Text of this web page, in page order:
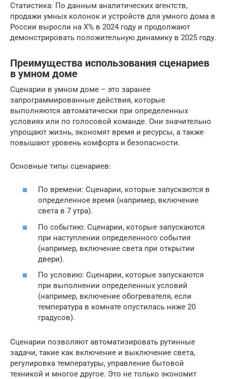
Статистика: По данным аналитических агентств,
продажи умных колонок и устройств для умного дома в
России выросли на X% в 2024 году и продолжают
демонстрировать положительную динамику в 2025 году.
Преимущества использования сценариев
в умном доме
Сценарии в умном доме – это заранее
запрограммированные действия, которые
выполняются автоматически при определенных
условиях или по голосовой команде. Они значительно
упрощают жизнь, экономят время и ресурсы, а также
повышают уровень комфорта и безопасности.
Основные типы сценариев:
По времени: Сценарии, которые запускаются в
определенное время (например, включение
света в 7 утра).
По событию: Сценарии, которые запускаются
при наступлении определенного события
(например, включение света при открытии
двери).
По условию: Сценарии, которые запускаются
при выполнении определенных условий
(например, включение обогревателя, если
температура в комнате опустилась ниже 20
градусов).
Сценарии позволяют автоматизировать рутинные
задачи, такие как включение и выключение света,
регулировка температуры, управление бытовой
техникой и многое другое. Это не только экономит